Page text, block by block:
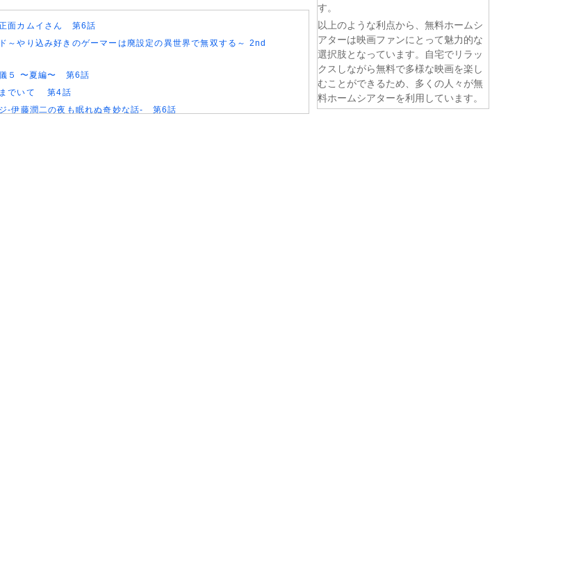
面カムイさん 第6話
～やり込み好きのゲーマーは廃設定の異世界で無双する～ 2nd
５ 〜夏編〜 第6話
でいて 第4話
-伊藤潤二の夜も眠れぬ奇妙な話- 第6話
す。
以上のような利点から、無料ホームシ
アターは映画ファンにとって魅力的な
選択肢となっています。自宅でリラッ
クスしながら無料で多様な映画を楽し
むことができるため、多くの人々が無
料ホームシアターを利用しています。